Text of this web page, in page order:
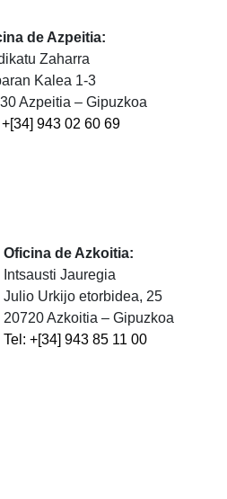
de Azpeitia:
Zaharra
Kalea 1-3
Azpeitia – Gipuzkoa
+[34] 943 02 60 69
Oficina de Azkoitia:
Intsausti Jauregia
Julio Urkijo etorbidea, 25
20720 Azkoitia – Gipuzkoa
Tel: +[34] 943 85 11 00